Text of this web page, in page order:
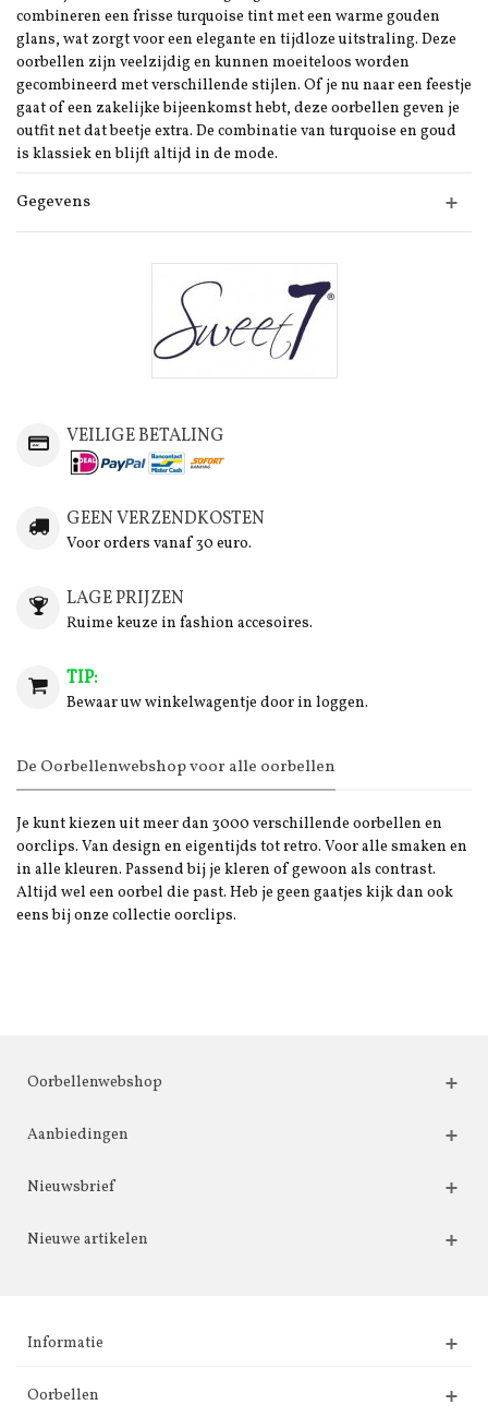
combineren een frisse turquoise tint met een warme gouden
glans, wat zorgt voor een elegante en tijdloze uitstraling. Deze
oorbellen zijn veelzijdig en kunnen moeiteloos worden
gecombineerd met verschillende stijlen. Of je nu naar een feestje
gaat of een zakelijke bijeenkomst hebt, deze oorbellen geven je
outfit net dat beetje extra. De combinatie van turquoise en goud
is klassiek en blijft altijd in de mode.
Gegevens
VEILIGE BETALING
GEEN VERZENDKOSTEN
Voor orders vanaf 30 euro.
LAGE PRIJZEN
Ruime keuze in fashion accesoires.
TIP:
Bewaar uw winkelwagentje door in loggen.
De Oorbellenwebshop voor alle oorbellen
Je kunt kiezen uit meer dan 3000 verschillende oorbellen en
oorclips. Van design en eigentijds tot retro. Voor alle smaken en
in alle kleuren. Passend bij je kleren of gewoon als contrast.
Altijd wel een oorbel die past. Heb je geen gaatjes kijk dan ook
eens bij onze collectie oorclips.
Oorbellenwebshop
Aanbiedingen
Nieuwsbrief
Nieuwe artikelen
Informatie
Oorbellen